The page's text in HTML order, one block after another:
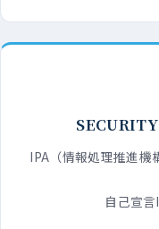
IPA（情報処理推進機
自己宣